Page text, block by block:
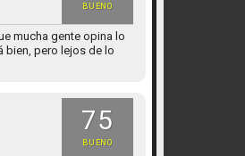
BUENO
mucha gente opina lo
bien, pero lejos de lo
75
BUENO